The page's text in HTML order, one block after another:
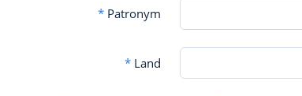
*Patronym
*Land